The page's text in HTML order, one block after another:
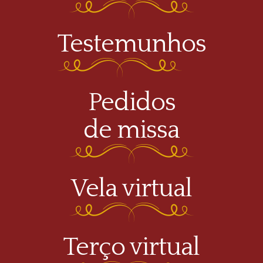
Testemunhos
Pedidos
de missa
Vela virtual
Terço virtual